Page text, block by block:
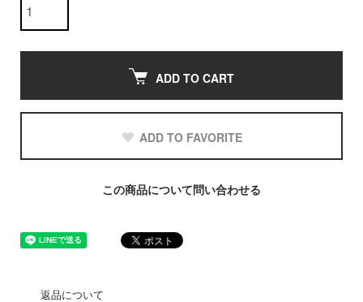
ADD TO CART
ADD TO FAVORITE
この商品について問い合わせる
返品について